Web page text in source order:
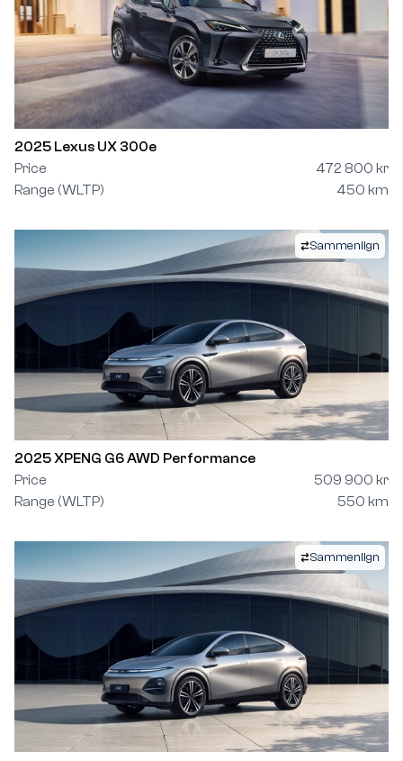
2025 Lexus UX 300e
Price
472 800 kr
Range (WLTP)
450 km
Sammenlign
2025 XPENG G6 AWD Performance
Price
509 900 kr
Range (WLTP)
550 km
Sammenlign